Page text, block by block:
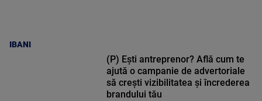
IBANI
(P) Ești antreprenor? Află cum te
ajută o campanie de advertoriale
să crești vizibilitatea și încrederea
brandului tău